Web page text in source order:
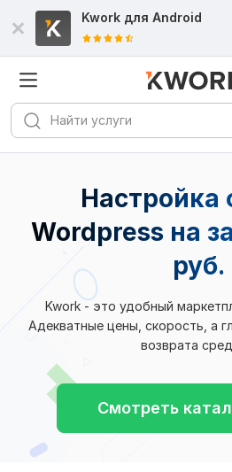
Kwork для Android
Wordpress на
руб.
Kwork - это удобный
Адекватные цены, скорость, а
возврата
Смотреть